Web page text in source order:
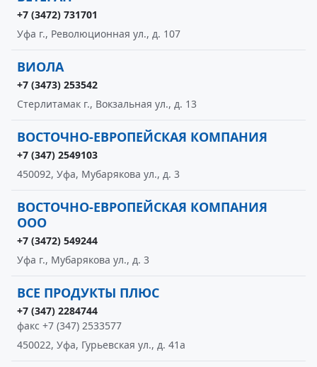
+7 (3472) 731701
Уфа г., Революционная ул., д. 107
ВИОЛА
+7 (3473) 253542
Стерлитамак г., Вокзальная ул., д. 13
ВОСТОЧНО-ЕВРОПЕЙСКАЯ КОМПАНИЯ
+7 (347) 2549103
450092, Уфа, Мубарякова ул., д. 3
ВОСТОЧНО-ЕВРОПЕЙСКАЯ КОМПАНИЯ
ООО
+7 (3472) 549244
Уфа г., Мубарякова ул., д. 3
ВСЕ ПРОДУКТЫ ПЛЮС
+7 (347) 2284744
факс +7 (347) 2533577
450022, Уфа, Гурьевская ул., д. 41а